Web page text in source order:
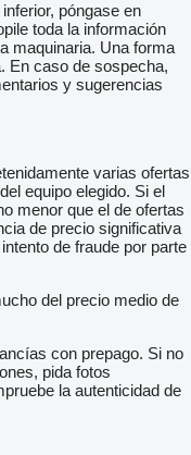
póngase en
toda la información
maquinaria. Una forma
En caso de sospecha,
y sugerencias
varias ofertas
equipo elegido. Si el
menor que el de ofertas
de precio significativa
de fraude por parte
del precio medio de
con prepago. Si no
pida fotos
la autenticidad de